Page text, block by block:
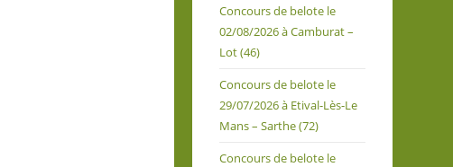
Concours de belote le
02/08/2026 à Camburat –
Lot (46)
Concours de belote le
29/07/2026 à Etival-Lès-Le
Mans – Sarthe (72)
Concours de belote le